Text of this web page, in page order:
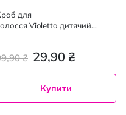
для
Violetta дитячий
29,90 ₴
₴
Купити